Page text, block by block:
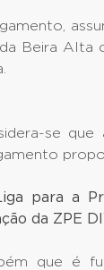
Beira Alta
se
para a
da ZPE
que é